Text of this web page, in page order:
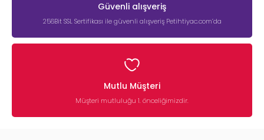
Güvenli alışveriş
256Bit SSL Sertifikası ile güvenli alışveriş Petihtiyac.com’da
Mutlu Müşteri
Müşteri mutluluğu 1. önceliğimizdir.